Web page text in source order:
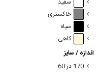
سفید
خاکستری
سیاه
کاهی
اندازه / سایز
170 در 60